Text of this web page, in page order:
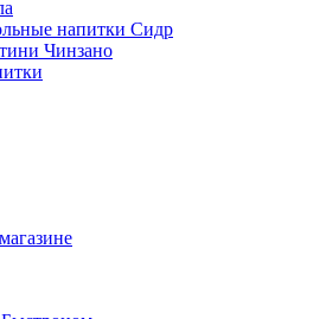
напитки Сидр
Чинзано